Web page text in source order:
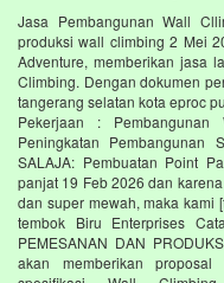
Jasa Pembangunan Wall
produksi wall climbing 2 Mei
Adventure, memberikan jasa
Climbing. Dengan dokumen
tangerang selatan kota eproc
Pekerjaan :
Peningkatan Pembangunan
SALAJA: Pembuatan Point
panjat 19 Feb 2026 dan
dan super mewah, maka kami
tembok Biru Enterprises
PEMESANAN DAN
akan memberikan